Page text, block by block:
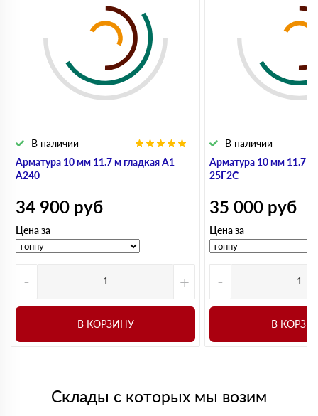
Арматура 10 мм 11.7 м гладкая А1
А240
В наличии
34 900 руб
Цена за
- +
В КОРЗИНУ
Арматура 10 мм 11.7 м
25Г2С
В наличии
35 000 руб
Цена за
-
В
Склады с которых мы возим